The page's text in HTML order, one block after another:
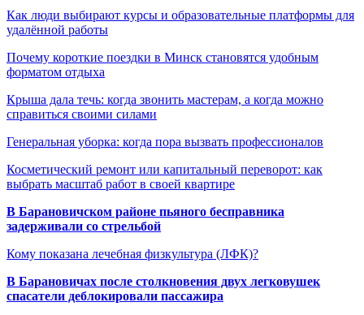
Как люди выбирают курсы и образовательные платформы для
удалённой работы
Почему короткие поездки в Минск становятся удобным
форматом отдыха
Крыша дала течь: когда звонить мастерам, а когда можно
справиться своими силами
Генеральная уборка: когда пора вызвать профессионалов
Косметический ремонт или капитальный переворот: как
выбрать масштаб работ в своей квартире
В Барановичском районе пьяного бесправника
задерживали со стрельбой
Кому показана лечебная физкультура (ЛФК)?
В Барановичах после столкновения двух легковушек
спасатели деблокировали пассажира